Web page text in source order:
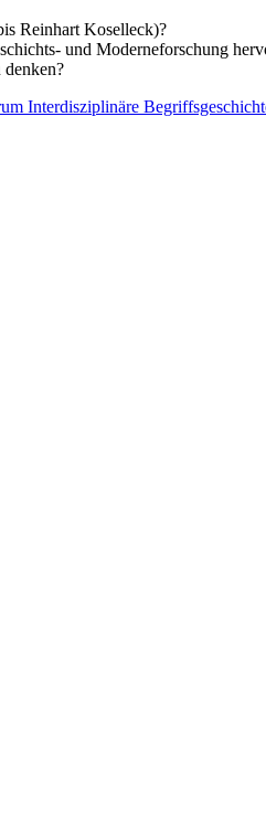
Reinhart Koselleck)?
und Moderneforschung
Interdisziplinäre